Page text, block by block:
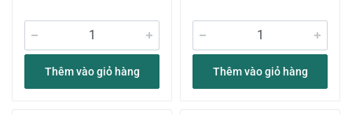
Thêm vào giỏ hàng Thêm vào giỏ hàng